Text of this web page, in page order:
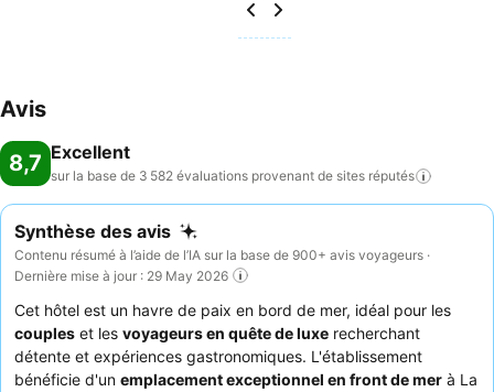
Avis
8,7 Excellent
sur la base de 3 582 évaluations provenant de sites réputés
Synthèse des avis
Contenu résumé à l’aide de l’IA sur la base de 900+ avis voyageurs ·
Dernière mise à jour : 29 May 2026
Cet hôtel est un havre de paix en bord de mer, idéal pour les
couples et les voyageurs en quête de luxe recherchant
détente et expériences gastronomiques. L'établissement
bénéficie d'un emplacement exceptionnel en front de mer à La